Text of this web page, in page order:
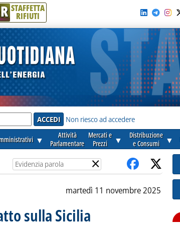
R STAFFETTA
RIFIUTI
Non riesco ad accedere
▼
Attività
Parlamentare
Mercati e
Prezzi
▼
Distribuzione
e Consumi
▼
×
martedì 11 novembre 2025
sulla Sicilia